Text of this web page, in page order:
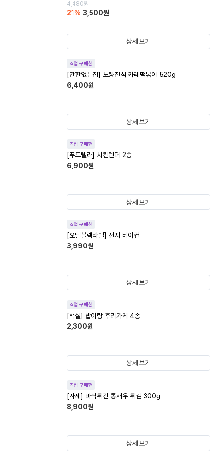
4,480원
21 % 3,500원
상세보기
직접 구매한
[간판없는집] 노량진식 카레떡볶이 520g
6,400원
상세보기
직접 구매한
[푸드렐라] 치킨텐더 2종
6,900원
상세보기
직접 구매한
[오뗄블랙라벨] 전지 베이컨
3,990원
상세보기
직접 구매한
[백설] 밥이랑 후리가케 4종
2,300원
상세보기
직접 구매한
[사세] 바삭튀긴 통새우 튀김 300g
8,900원
상세보기